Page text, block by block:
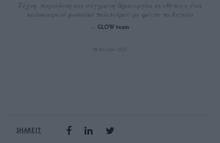
Τέχνη, παράδοση και σύγχρονη δημιουργία συνθέτουν ένα
καλοκαιρινό μωσαϊκό πολιτισμού με φόντο το Αιγαίο
GLOW team
08 Ιουλίου 2025
SHARE IT